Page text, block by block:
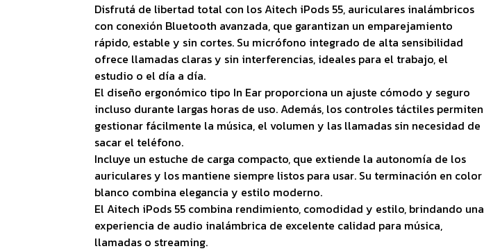
Disfrutá de libertad total con los Aitech iPods 55, auriculares inalámbricos
con conexión Bluetooth avanzada, que garantizan un emparejamiento
rápido, estable y sin cortes. Su micrófono integrado de alta sensibilidad
ofrece llamadas claras y sin interferencias, ideales para el trabajo, el
estudio o el día a día.
El diseño ergonómico tipo In Ear proporciona un ajuste cómodo y seguro
incluso durante largas horas de uso. Además, los controles táctiles permiten
gestionar fácilmente la música, el volumen y las llamadas sin necesidad de
sacar el teléfono.
Incluye un estuche de carga compacto, que extiende la autonomía de los
auriculares y los mantiene siempre listos para usar. Su terminación en color
blanco combina elegancia y estilo moderno.
El Aitech iPods 55 combina rendimiento, comodidad y estilo, brindando una
experiencia de audio inalámbrica de excelente calidad para música,
llamadas o streaming.